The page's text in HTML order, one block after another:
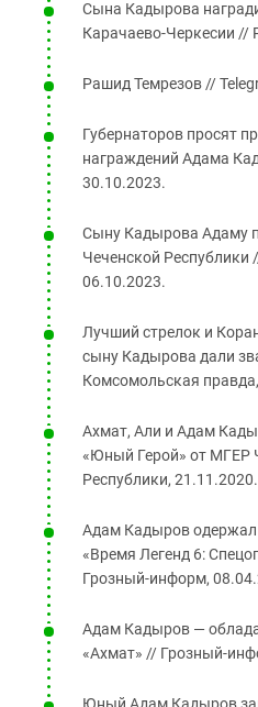
Сына Кадырова
Карачаево‑Черкесии //
Рашид Темрезов //
Губернаторов просят
награждений Адама
30.10.2023.
Сыну Кадырова Адаму
Чеченской Республики
06.10.2023.
Лучший стрелок и
сыну Кадырова дали
Комсомольская
Ахмат, Али и Адам
«Юный Герой» от МГЕР
Республики, 21.11.2020.
Адам Кадыров одержал
«Время Легенд 6:
Грозный‑информ,
Адам Кадыров —
«Ахмат» //
Юный Адам Кадыров